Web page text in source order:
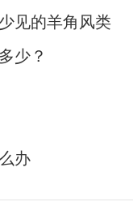
见的羊角风类
少？
办